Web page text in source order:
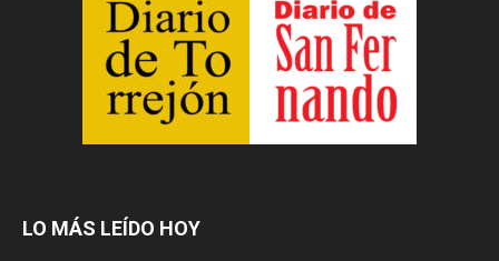
LO MÁS LEÍDO HOY